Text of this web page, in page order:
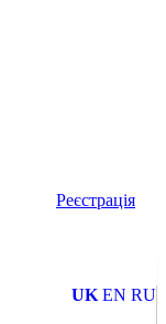
Реєстрація
UK EN RU